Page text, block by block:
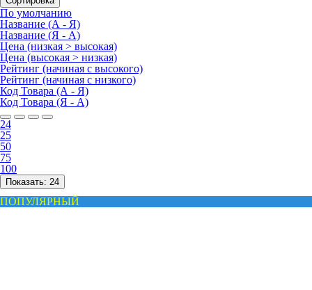
По умолчанию
Название (А - Я)
Название (Я - А)
Цена (низкая > высокая)
Цена (высокая > низкая)
Рейтинг (начиная с высокого)
Рейтинг (начиная с низкого)
Код Товара (А - Я)
Код Товара (Я - А)
24
25
50
75
100
Показать: 24
ПОПУЛЯРНЫЙ